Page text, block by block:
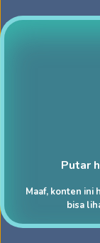
Putar
Maaf, konten ini
bisa